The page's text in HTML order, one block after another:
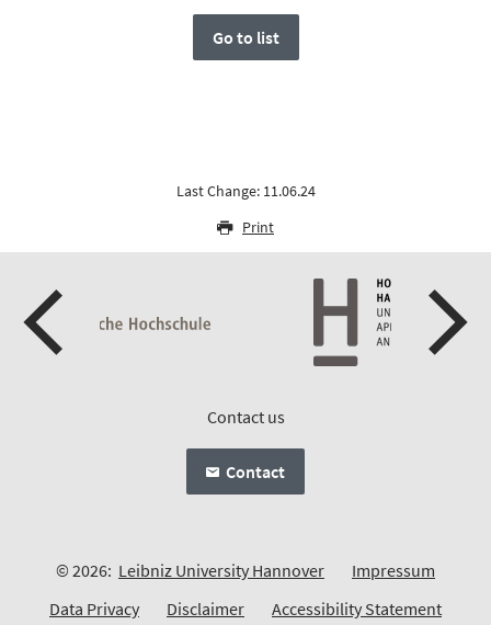
Go to list
Last Change: 11.06.24
Print
Contact us
Contact
© 2026: Leibniz University Hannover
Impressum
Data Privacy
Disclaimer Accessibility Statement